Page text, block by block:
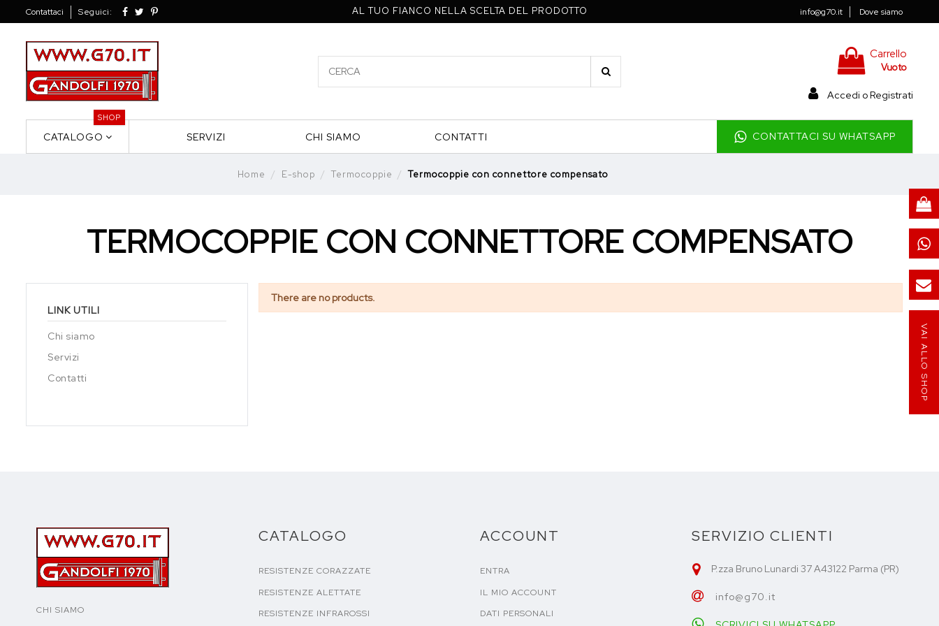
Contattaci Seguici: AL TUO FIANCO NELLA SCELTA DEL PRODOTTO info@g70.it Dove siamo
Carrello
Vuoto
Accedi o Registrati
CATALOGO
SHOP
SERVIZI CHI SIAMO CONTATTI CONTATTACI SU WHATSAPP
Home E-shop Termocoppie Termocoppie con connettore compensato
TERMOCOPPIE CON CONNETTORE COMPENSATO
There are no products.
LINK UTILI
Chi siamo
Servizi
Contatti
CHI SIAMO
CATALOGO
RESISTENZE CORAZZATE
RESISTENZE ALETTATE
RESISTENZE INFRAROSSI
ACCOUNT
ENTRA
IL MIO ACCOUNT
DATI PERSONALI
SERVIZIO CLIENTI
P.zza Bruno Lunardi 37 A43122 Parma (PR)
info@g70.it
VAI ALLO SHOP